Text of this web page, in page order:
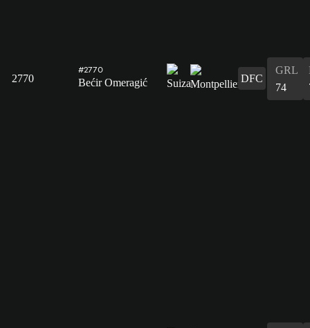
2770
#2770
Bećir Omeragić DFC
GRL
74